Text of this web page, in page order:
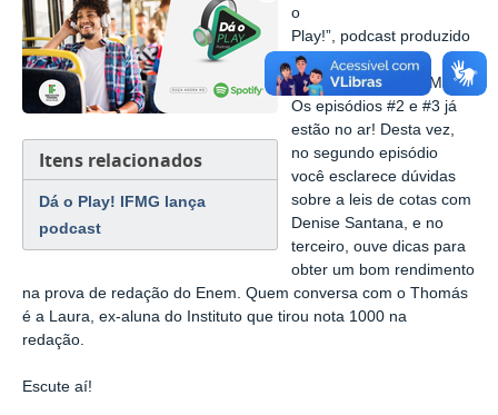
Itens relacionados
Dá o Play! IFMG lança
podcast
o
Play!”, podcast produzido
pela Diretoria de
Comunicação do IFMG.
Os episódios #2 e #3 já
estão no ar! Desta vez,
no segundo episódio
você esclarece dúvidas
sobre a leis de cotas com
Denise Santana, e no
terceiro, ouve dicas para
obter um bom rendimento
na prova de redação do Enem. Quem conversa com o Thomás
é a Laura, ex-aluna do Instituto que tirou nota 1000 na
redação.
Escute aí!